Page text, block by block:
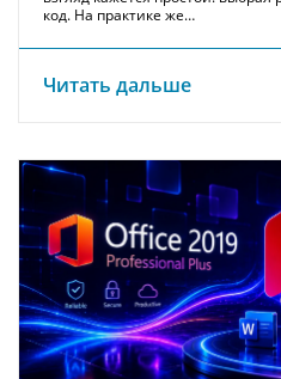
код. На практике же…
Читать дальше